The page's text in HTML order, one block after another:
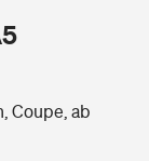
Alter?
Coupe, ab